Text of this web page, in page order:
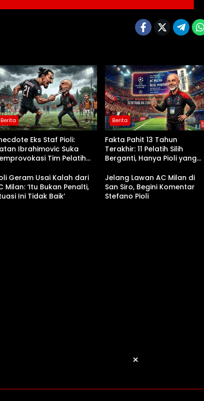
Berita
Eks Staf Pioli:
Ibrahimovic Suka
Tim Pelatih
Berita
Fakta Pahit 13 Tahun
Terakhir: 11 Pelatih Silih
Berganti, Hanya Pioli yang
Geram Usai Kalah dari
Milan: ‘Itu Bukan Penalti,
Ini Tidak Baik’
Jelang Lawan AC Milan di
San Siro, Begini Komentar
Stefano Pioli
×